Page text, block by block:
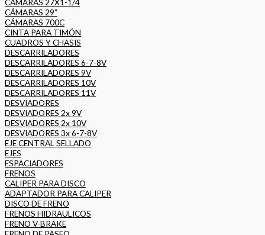
CÁMARAS 29”
CÁMARAS 700C
CINTA PARA TIMÓN
CUADROS Y CHASIS
DESCARRILADORES
DESCARRILADORES 6-7-8V
DESCARRILADORES 9V
DESCARRILADORES 10V
DESCARRILADORES 11V
DESVIADORES
DESVIADORES 2x 9V
DESVIADORES 2x 10V
DESVIADORES 3x 6-7-8V
EJE CENTRAL SELLADO
EJES
ESPACIADORES
FRENOS
CALIPER PARA DISCO
ADAPTADOR PARA CALIPER
DISCO DE FRENO
FRENOS HIDRAULICOS
FRENO V-BRAKE